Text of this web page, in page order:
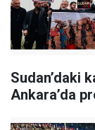
Sudan’daki
Ankara’da